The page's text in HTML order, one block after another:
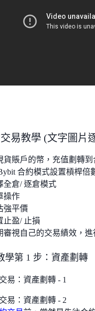
易教學 (文字圖片
貨賬戶的幣，充值劃轉到
合約模式設置槓桿倍
全倉/ 逐倉模式
操作
強平價
止盈/ 止損
審視自己的交易績效，
學第 1 步：資產劃轉